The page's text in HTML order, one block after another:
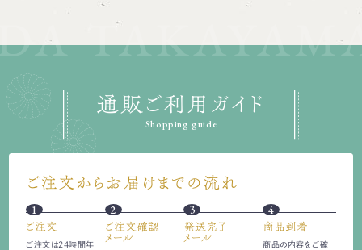
通販ご利用ガイド
Shopping guide
ご注文からお届けまでの流れ
1
ご注文
ご注文は24時間年
2
ご注文確認
メール
3
発送完了
メール
4
商品到着
商品の内容をご確